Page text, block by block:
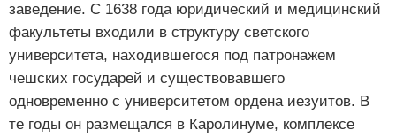
заведение. С 1638 года юридический и медицинский
факультеты входили в структуру светского
университета, находившегося под патронажем
чешских государей и существовавшего
одновременно с университетом ордена иезуитов. В
те годы он размещался в Каролинуме, комплексе